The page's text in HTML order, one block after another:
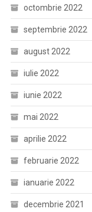
octombrie 2022
septembrie 2022
august 2022
iulie 2022
iunie 2022
mai 2022
aprilie 2022
februarie 2022
ianuarie 2022
decembrie 2021